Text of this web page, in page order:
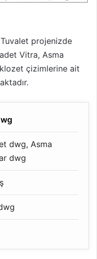
projenizde
Vitra, Asma
çizimlerine ait
dwg, Asma
dwg